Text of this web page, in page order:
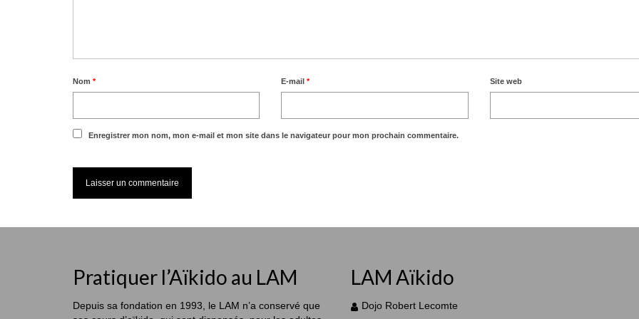
Nom * E-mail* Site web
Enregistrer mon nom, mon e-mail et mon site dans le navigateur pour mon prochain commentaire.
Pratiquer l’Aïkido au LAM
Depuis sa fondation en 1993, le LAM n’a conservé que
LAM Aïkido
Dojo Robert Lecomte